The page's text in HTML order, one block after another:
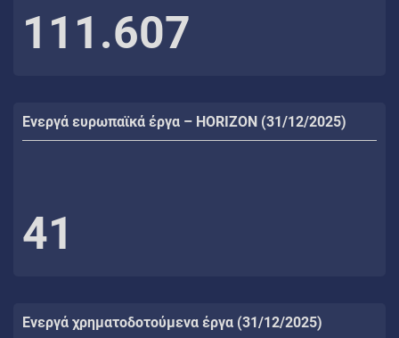
111.607
Ενεργά ευρωπαϊκά έργα – HORIZON (31/12/2025)
41
Ενεργά χρηματοδοτούμενα έργα (31/12/2025)